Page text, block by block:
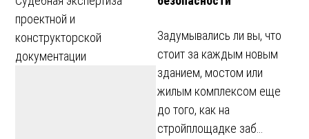
проектной и
конструкторской
документации
Задумывались ли вы, что
стоит за каждым новым
зданием, мостом или
жилым комплексом еще
до того, как на
стройплощадке заб…